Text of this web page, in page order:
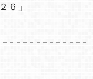
６」